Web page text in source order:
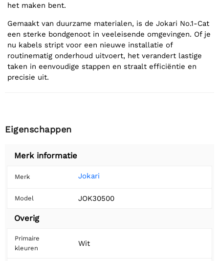
het maken bent.
Gemaakt van duurzame materialen, is de Jokari No.1-Cat
een sterke bondgenoot in veeleisende omgevingen. Of je
nu kabels stript voor een nieuwe installatie of
routinematig onderhoud uitvoert, het verandert lastige
taken in eenvoudige stappen en straalt efficiëntie en
precisie uit.
Eigenschappen
Merk informatie
Merk Jokari
Model JOK30500
Overig
Primaire
kleuren
Wit